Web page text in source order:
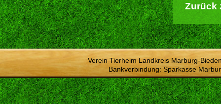
Zurück
Verein Tierheim Landkreis Marburg-
Bankverbindung: Sparkasse